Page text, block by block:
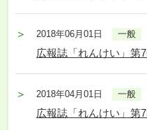
2018年06月01日 一般
広報誌「れんけい」
2018年04月01日 一般
広報誌「れんけい」